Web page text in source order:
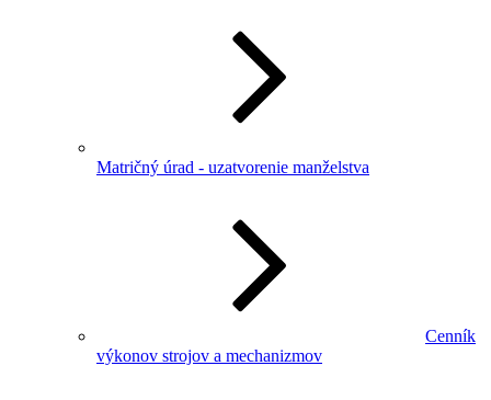
Matričný úrad - uzatvorenie manželstva
Cenník
výkonov strojov a mechanizmov